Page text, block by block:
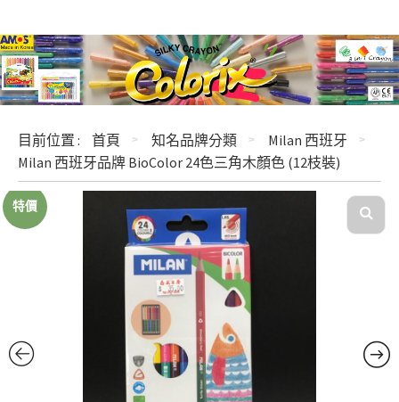
目前位置 : 首頁 知名品牌分類
Milan 西班牙
Milan 西班牙品牌 BioColor 24色三角木顏色 (12枝裝)
特價